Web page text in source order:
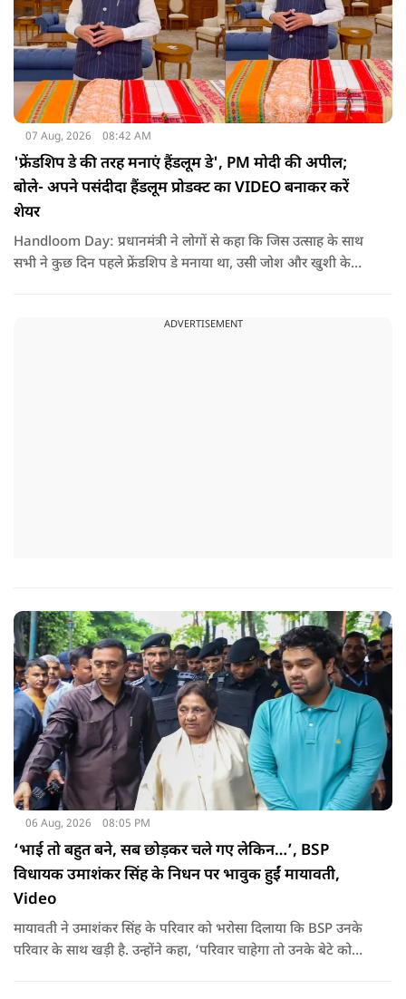
07 Aug, 2026 08:42 AM
'फ्रेंडशिप डे की तरह मनाएं हैंडलूम डे', PM मोदी की अपील;
बोले- अपने पसंदीदा हैंडलूम प्रोडक्ट का VIDEO बनाकर करें
शेयर
Handloom Day: प्रधानमंत्री ने लोगों से कहा कि जिस उत्साह के साथ
सभी ने कुछ दिन पहले फ्रेंडशिप डे मनाया था, उसी जोश और खुशी के
ADVERTISEMENT
06 Aug, 2026 08:05 PM
‘भाई तो बहुत बने, सब छोड़कर चले गए लेकिन…’, BSP
विधायक उमाशंकर सिंह के निधन पर भावुक हुईं मायावती,
Video
मायावती ने उमाशंकर सिंह के परिवार को भरोसा दिलाया कि BSP उनके
परिवार के साथ खड़ी है. उन्होंने कहा, ‘परिवार चाहेगा तो उनके बेटे को